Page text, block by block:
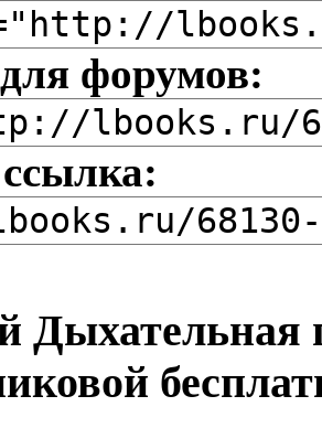
форумов:
Дыхательная